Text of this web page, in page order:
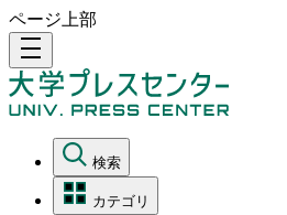
ページ上部
density_medium
検索
カテゴリ